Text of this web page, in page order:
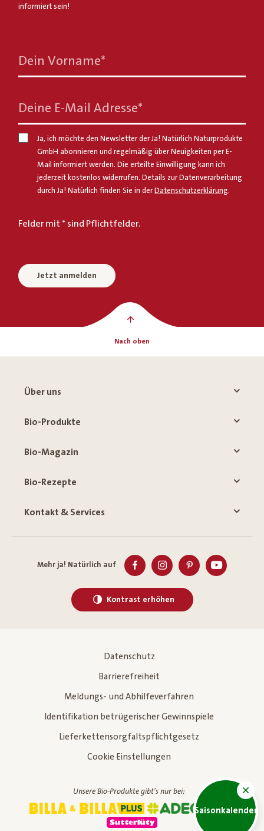
Saisonkalender
informiert sein!
Dein Vorname*
Deine E-Mail Adresse*
Ja, ich möchte den Newsletter der Ja! Natürlich Naturprodukte
GmbH abonnieren und regelmäßig über Neuigkeiten per E-
Mail informiert werden. Die erteilte Einwilligung kann ich
jederzeit kostenlos widerrufen. Details zur Datenverarbeitung
durch Ja! Natürlich finden Sie in derDatenschutzerklärung.
Felder mit * sind Pflichtfelder.
Jetzt anmelden
Nach oben
Über uns
Bio-Produkte
Bio-Magazin
Bio-Rezepte
Kontakt & Services
Mehr ja! Natürlich auf
Kontrast erhöhen
Datenschutz
Barrierefreiheit
Meldungs- und Abhilfeverfahren
Identifikation betrügerischer Gewinnspiele
Lieferkettensorgfaltspflichtgesetz
Cookie Einstellungen
Unsere Bio-Produkte gibt's nur bei: